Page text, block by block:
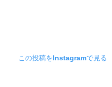
この投稿をInstagramで見る